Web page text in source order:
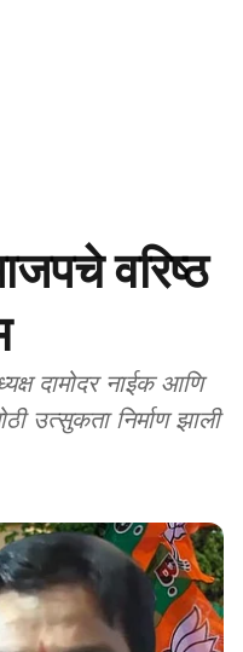
वरिष्‍ठ
दामोदर नाईक आणि
उत्सुकता निर्माण झाली